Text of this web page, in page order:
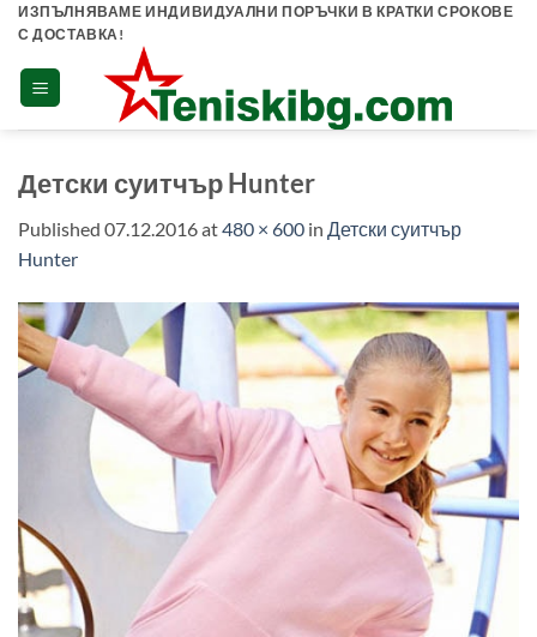
Skip
content
ИЗПЪЛНЯВАМЕ ИНДИВИДУАЛНИ ПОРЪЧКИ В КРАТКИ СРОКОВЕ
С ДОСТАВКА!
Детски суитчър Hunter
Published 07.12.2016at480 × 600 in Детски суитчър
Hunter